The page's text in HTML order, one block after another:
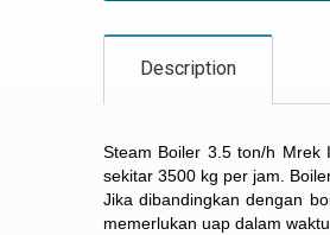
Description
Steam Boiler 3.5 ton/h Mrek
sekitar 3500 kg per jam.
Jika dibandingkan dengan
memerlukan uap dalam